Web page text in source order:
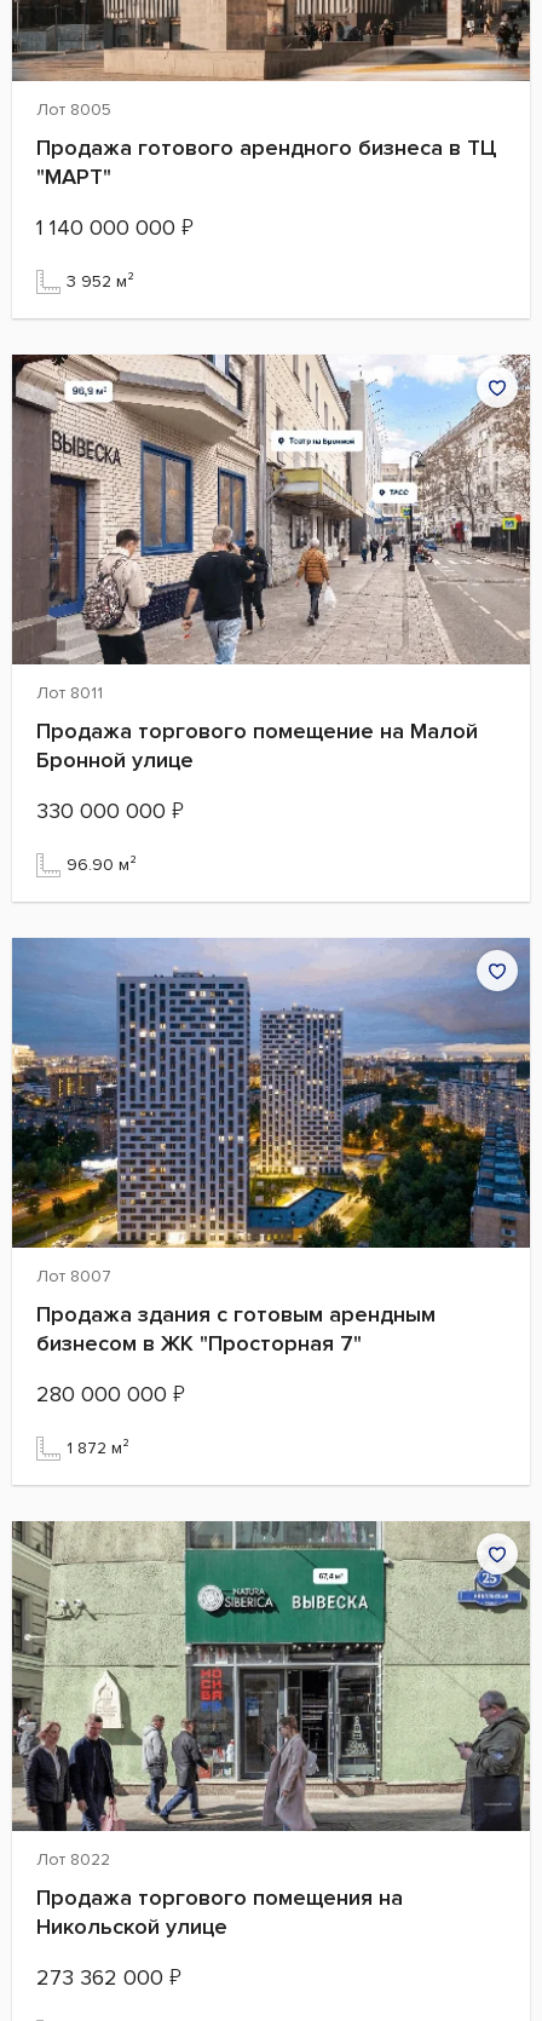
Лот 8005
Продажа готового арендного бизнеса в ТЦ
"МАРТ"
1 140 000 000 ₽
3 952 м²
Лот 8011
Продажа торгового помещение на Малой
Бронной улице
330 000 000 ₽
96.90 м²
Лот 8007
Продажа здания с готовым арендным
бизнесом в ЖК "Просторная 7"
280 000 000 ₽
1 872 м²
Лот 8022
Продажа торгового помещения на
Никольской улице
273 362 000 ₽